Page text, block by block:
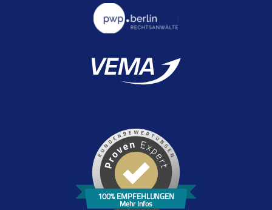
100% EMPFEHLUNGEN
Mehr Infos